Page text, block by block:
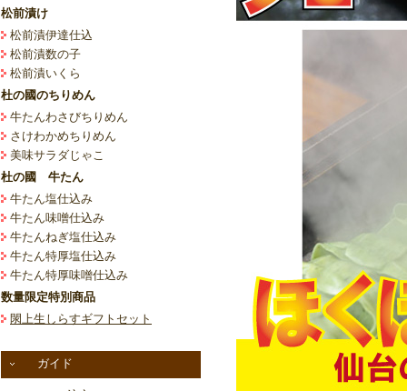
松前漬け
松前漬伊達仕込
松前漬数の子
松前漬いくら
杜の國のちりめん
牛たんわさびちりめん
さけわかめちりめん
美味サラダじゃこ
杜の國 牛たん
牛たん塩仕込み
牛たん味噌仕込み
牛たんねぎ塩仕込み
牛たん特厚塩仕込み
牛たん特厚味噌仕込み
数量限定特別商品
閖上生しらすギフトセット
ガイド